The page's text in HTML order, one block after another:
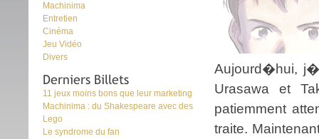
Machinima
Entretien
Cinéma
Jeu Vidéo
Divers
Derniers Billets
11 jeux moins bons que leur marketing
Machinima : du Shakespeare avec des
Lego
Le syndrome du fan
Aujourd�hui,
Urasawa et
patiemment
traite.